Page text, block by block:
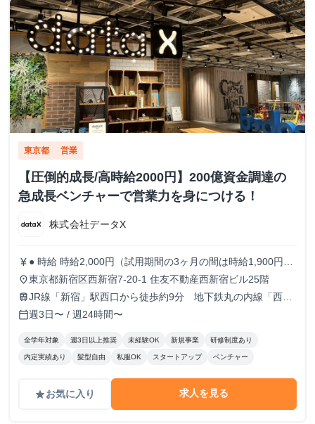
東京都 営業
【圧倒的成長/高時給2000円】200億資金調達の
急成長ベンチャーで営業力を身につける！
株式会社データX
currency_yen ● 時給 時給2,000円（試用期間の3ヶ月の間は時給1,900円）
※出勤日数に応じたボーナスもあり！！ ● 勤務時間 9:30
～18:30 ※月曜のみ10:30～19:30 ※実働8時間 ※原則残業な
たい人 どちらも大歓迎！！！
place 東京都新宿区西新宿7-20-1 住友不動産西新宿ビル25階
trainJR線「新宿」駅西口から徒歩約9分 地下鉄丸の内線「西新
宿」駅1番出口から徒歩約5分
calendar_today週3日〜 / 週24時間〜
全学年対象 週3日以上推奨 未経験OK 新規事業 研修制度あり
内定実績あり 髪型自由 私服OK スタートアップ ベンチャー
gradeお気に入り 求人を見る